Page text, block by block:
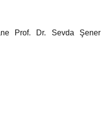
Prof. Dr. Sevda Şener